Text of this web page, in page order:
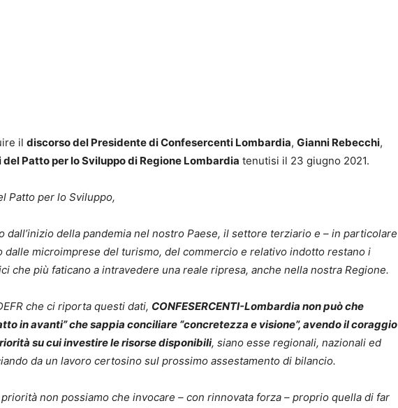
il discorso del Presidente di Confesercenti Lombardia, Gianni Rebecchi,
Patto per lo Sviluppo di Regione Lombardia tenutisi il 23 giugno 2021.
Patto per lo Sviluppo,
dall’inizio della pandemia nel nostro Paese, il settore terziario e – in particolare
dalle microimprese del turismo, del commercio e relativo indotto restano i
che più faticano a intravedere una reale ripresa, anche nella nostra Regione.
che ci riporta questi dati, CONFESERCENTI-Lombardia non può che
in avanti” che sappia conciliare “concretezza e visione”, avendo il coraggio
su cui investire le risorse disponibili, siano esse regionali, nazionali ed
da un lavoro certosino sul prossimo assestamento di bilancio.
non possiamo che invocare – con rinnovata forza – proprio quella di far